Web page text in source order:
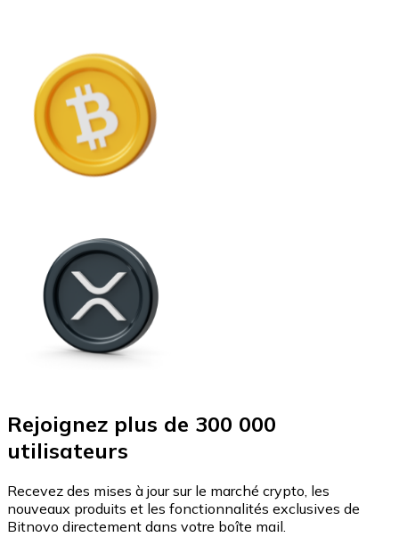
Rejoignez plus de 300 000
utilisateurs
Recevez des mises à jour sur le marché crypto, les
nouveaux produits et les fonctionnalités exclusives de
Bitnovo directement dans votre boîte mail.